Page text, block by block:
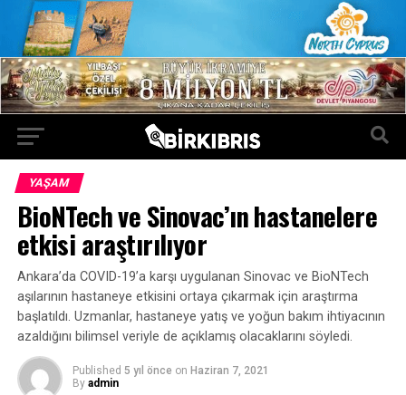
YAŞAM
BioNTech ve Sinovac’ın hastanelere
etkisi araştırılıyor
Ankara’da COVID-19’a karşı uygulanan Sinovac ve BioNTech
aşılarının hastaneye etkisini ortaya çıkarmak için araştırma
başlatıldı. Uzmanlar, hastaneye yatış ve yoğun bakım ihtiyacının
azaldığını bilimsel veriyle de açıklamış olacaklarını söyledi.
Published 5 yıl önce on Haziran 7, 2021
By admin